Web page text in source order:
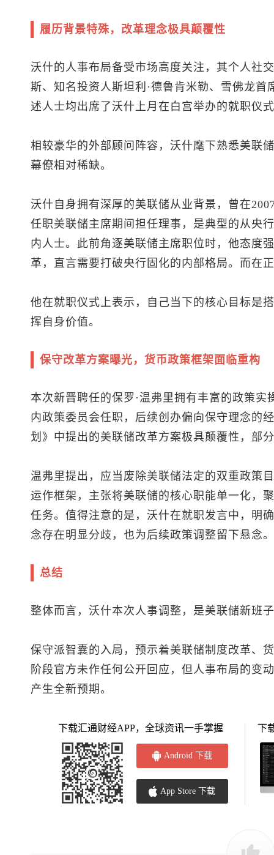
履历背景特殊，改革理念极具颠覆性
沃什的人事布局备受市场高度关注，其个人社
斯、知名投资人斯坦利·德鲁肯米勒、雪佛龙首
述人士均出席了沃什上月在白宫举办的就职仪
相较豪华的外部顾问阵容，沃什麾下熟悉美联
幕僚相对稀缺。
沃什自身拥有深厚的美联储从业背景，曾在
任职美联储主席期间担任理事，是典型的从央
内人士。此前角逐美联储主席职位时，他态度
革，直言需要打破央行固化的内部格局。而在
他在就职仪式上表示，自己当下的核心目标是
挥自身价值。
保守改革方案曝光，货币政策框架面临重构
本次新晋聘任的保罗·温弗里拥有丰富的政策
内政策委员会任职，后续创办偏向保守理念的
划》中提出的美联储改革方案极具颠覆性，部
温弗里提出，应当废除美联储法定的双重政策
运作框架，主张将美联储的核心职能单一化，
任务。值得注意的是，沃什在就职发言中，明
念存在明显分歧，也为后续政策调整留下悬念。
总结
整体而言，沃什本次人事调整，是美联储新班
保守派智囊的入局，预示着美联储制度改革、
阶段官方未作任何公开回应，但人事布局的变
产生全新预期。
下载汇通财经APP，全球资讯一手掌握
Android 下载
App Store 下载
下